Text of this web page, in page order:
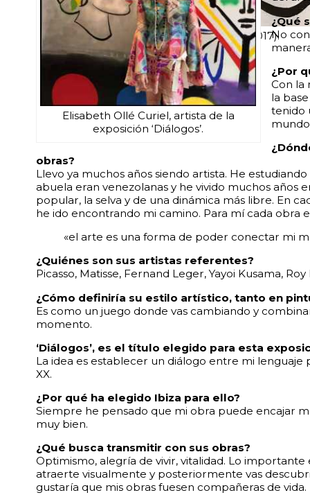
‘Bañistas’, técnica mixta sobre tela (2017).
Elisabeth Ollé Curiel, artista de la
exposición ‘Diálogos’.
¿Qué
No
¿Por
Con la
la
tenido
obras?
Llevo ya muchos años siendo artista. He
abuela eran venezolanas y he vivido muchos
popular, la selva y de una dinámica más libre. En
he ido encontrando mi camino. Para mí cada obra
«el arte es una forma de poder conectar mi
¿Quiénes son sus artistas referentes?
Picasso, Matisse, Fernand Leger, Yayoi Kusama,
¿Cómo definiría su estilo artístico, tanto en
Es como un juego donde vas cambiando y
momento.
‘Diálogos’, es el título elegido para esta
La idea es establecer un diálogo entre mi lenguaje
XX.
¿Por qué ha elegido Ibiza para ello?
Siempre he pensado que mi obra puede encajar
muy bien.
¿Qué busca transmitir con sus obras?
Optimismo, alegría de vivir, vitalidad. Lo
atraerte visualmente y posteriormente vas
gustaría que mis obras fuesen compañeras de vida.